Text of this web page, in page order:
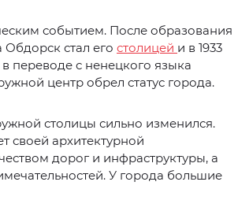
событием. После образования
стал его столицей и в 1933
переводе с ненецкого языка
центр обрел статус города.
столицы сильно изменился.
своей архитектурной
дорог и инфраструктуры, а
У города большие